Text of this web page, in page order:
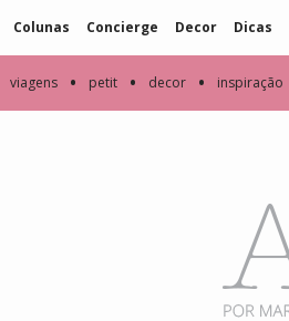
Colunas Concierge Decor Dicas
viagens • petit • decor • inspiração